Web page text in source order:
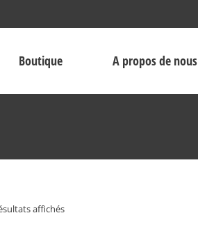
Boutique A propos de nous
affichés